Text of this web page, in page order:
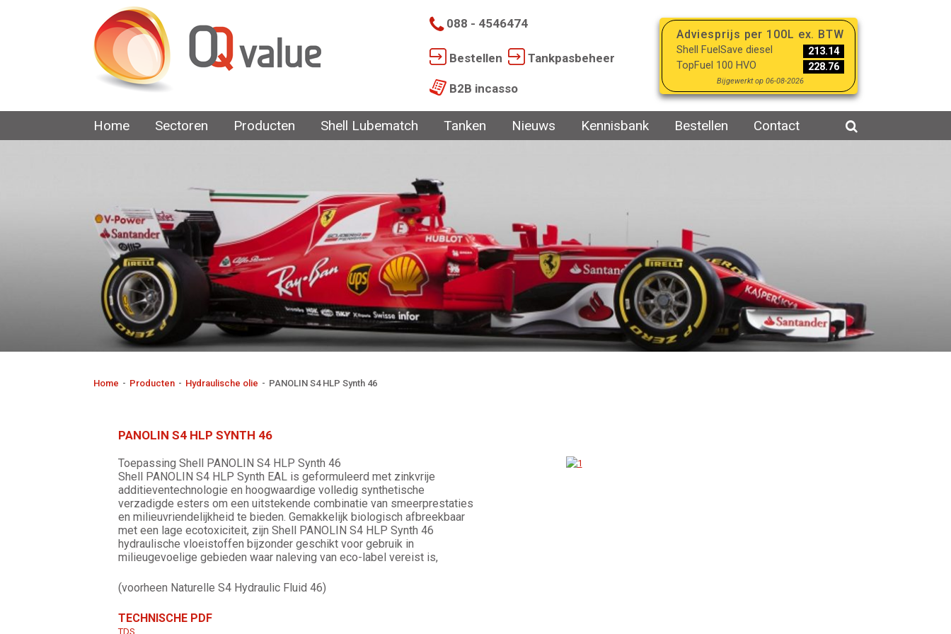
088 - 4546474
Bestellen Tankpasbeheer
B2B incasso
Adviesprijs per 100L ex. BTW
Shell FuelSave diesel
213.14
TopFuel 100 HVO
228.76
Bijgewerkt op 06-08-2026
Home Sectoren Producten Shell Lubematch Tanken Nieuws Kennisbank Bestellen Contact
Home - Producten - Hydraulische olie - PANOLIN S4 HLP Synth 46
PANOLIN S4 HLP SYNTH 46
Toepassing Shell PANOLIN S4 HLP Synth 46
Shell PANOLIN S4 HLP Synth EAL is geformuleerd met zinkvrije
additieventechnologie en hoogwaardige volledig synthetische
verzadigde esters om een uitstekende combinatie van smeerprestaties
en milieuvriendelijkheid te bieden. Gemakkelijk biologisch afbreekbaar
met een lage ecotoxiciteit, zijn Shell PANOLIN S4 HLP Synth 46
hydraulische vloeistoffen bijzonder geschikt voor gebruik in
milieugevoelige gebieden waar naleving van eco-label vereist is,
(voorheen Naturelle S4 Hydraulic Fluid 46)
TECHNISCHE PDF
TDS